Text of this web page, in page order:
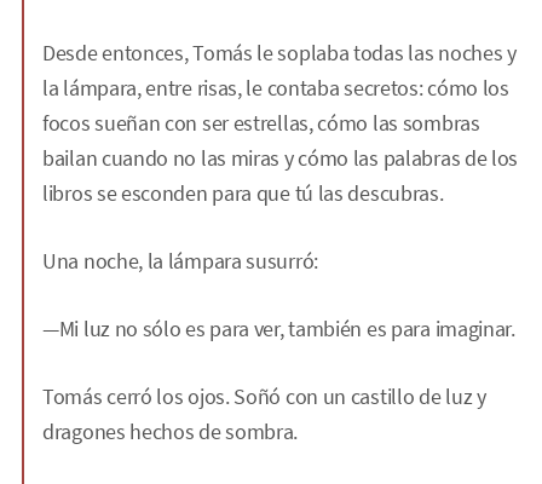
Desde entonces, Tomás le soplaba todas las noches y
la lámpara, entre risas, le contaba secretos: cómo los
focos sueñan con ser estrellas, cómo las sombras
bailan cuando no las miras y cómo las palabras de los
libros se esconden para que tú las descubras.
Una noche, la lámpara susurró:
—Mi luz no sólo es para ver, también es para imaginar.
Tomás cerró los ojos. Soñó con un castillo de luz y
dragones hechos de sombra.